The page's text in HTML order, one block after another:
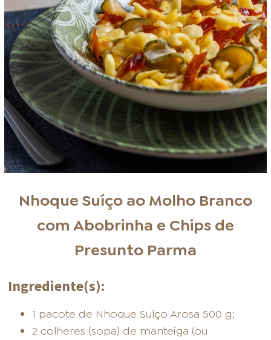
Nhoque Suíço ao Molho Branco
com Abobrinha e Chips de
Presunto Parma
Ingrediente(s):
1 pacote de Nhoque Suíço Arosa 500 g;
2 colheres (sopa) de manteiga (ou